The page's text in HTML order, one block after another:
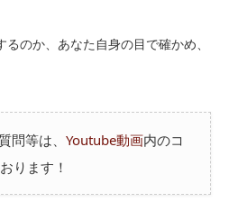
のか、あなた自身の目で確かめ、
等は、 Youtube動画内のコ
ります！